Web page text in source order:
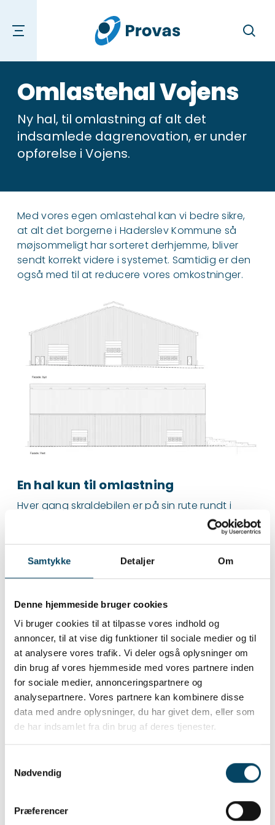
Samtykke Detaljer Om
Denne hjemmeside bruger cookies
Vi bruger cookies til at tilpasse vores indhold og
annoncer, til at vise dig funktioner til sociale medier og til
at analysere vores trafik. Vi deler også oplysninger om
din brug af vores hjemmeside med vores partnere inden
for sociale medier, annonceringspartnere og
analysepartnere. Vores partnere kan kombinere disse
data med andre oplysninger, du har givet dem, eller som
de har indsamlet fra din brug af deres tjenester.
Nødvendig
Præferencer
Søg
Omlastehal Vojens
Ny hal, til omlastning af alt det
indsamlede dagrenovation, er under
opførelse i Vojens.
Med vores egen omlastehal kan vi bedre sikre,
at alt det borgerne i Haderslev Kommune så
møjsommeligt har sorteret derhjemme, bliver
sendt korrekt videre i systemet. Samtidig er den
også med til at reducere vores omkostninger.
En hal kun til omlastning
Hver gang skraldebilen er på sin rute rundt i
kommunen, skal den flere gange tømme lasten,
Inde i hallen tømmer skraldebilen sin last over i
store, opdelte containere, så fraktionerne
er fuld, vil en stor lastbil hente den og køre den
til modtagere i ind- og udland.
Da hallen er lukket af, vil støj, lugt og flyvende
affald være begrænset væsentligt.
På sigt skal den håndtere alt affald
Der vil være aktivitet alle de dage, hvor der
hentes affald og genbrug ude ved
husstandene.
Det er nemlig tanken, at alle fraktioner skal
miljøkasserne med farligt affald dog fortsat
håndkraft.